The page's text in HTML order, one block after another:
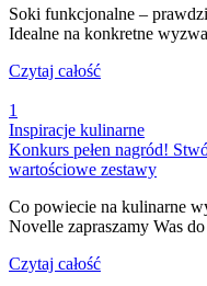
Soki funkcjonalne –
Idealne na konkretne
Czytaj całość
1
Inspiracje kulinarne
Konkurs pełen nagród!
wartościowe zestawy
Co powiecie na kulinarne
Novelle zapraszamy Was
Czytaj całość